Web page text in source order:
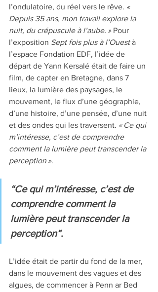
l’ondulatoire, du réel vers le rêve. «
Depuis 35 ans, mon travail explore la
nuit, du crépuscule à l’aube. » Pour
l’exposition Sept fois plus à l’Ouest à
l’espace Fondation EDF, l’idée de
départ de Yann Kersalé était de faire un
film, de capter en Bretagne, dans 7
lieux, la lumière des paysages, le
mouvement, le flux d’une géographie,
d’une histoire, d’une pensée, d’une nuit
et des ondes qui les traversent. « Ce qui
m’intéresse, c’est de comprendre
comment la lumière peut transcender la
perception ».
“Ce qui m’intéresse, c’est de
comprendre comment la
lumière peut transcender la
perception”.
L’idée était de partir du fond de la mer,
dans le mouvement des vagues et des
algues, de commencer à Penn ar Bed